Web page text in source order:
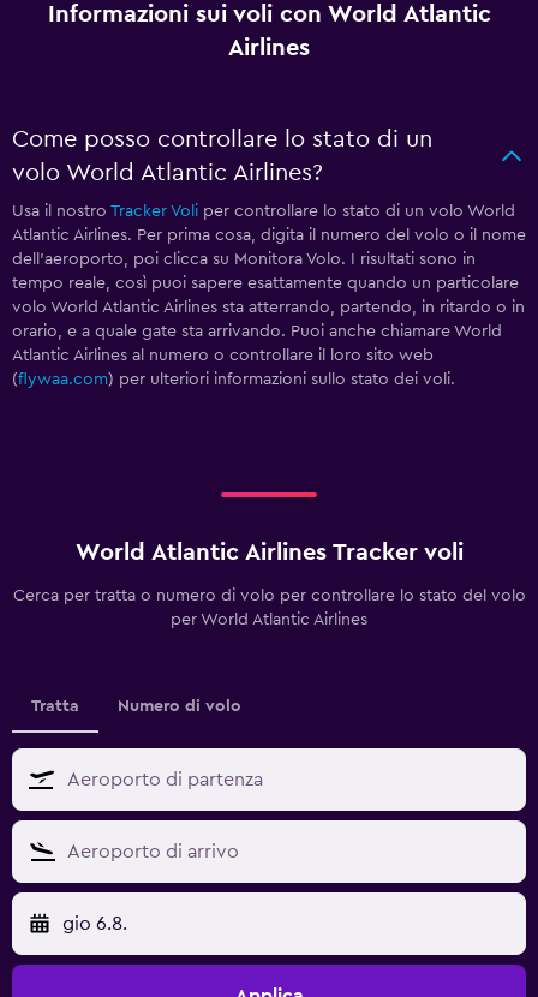
Informazioni sui voli con World Atlantic
Airlines
Come posso controllare lo stato di un
volo World Atlantic Airlines?
Usa il nostro Tracker Voli per controllare lo stato di un volo World
Atlantic Airlines. Per prima cosa, digita il numero del volo o il nome
dell'aeroporto, poi clicca su Monitora Volo. I risultati sono in
tempo reale, così puoi sapere esattamente quando un particolare
volo World Atlantic Airlines sta atterrando, partendo, in ritardo o in
orario, e a quale gate sta arrivando. Puoi anche chiamare World
Atlantic Airlines al numero o controllare il loro sito web
(flywaa.com) per ulteriori informazioni sullo stato dei voli.
World Atlantic Airlines Tracker voli
Cerca per tratta o numero di volo per controllare lo stato del volo
per World Atlantic Airlines
Tratta Numero di volo
gio 6.8.